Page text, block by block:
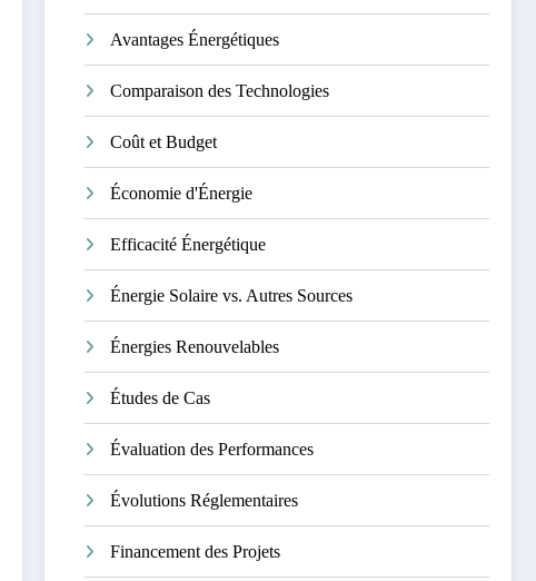
Avantages Énergétiques
Comparaison des Technologies
Coût et Budget
Économie d'Énergie
Efficacité Énergétique
Énergie Solaire vs. Autres Sources
Énergies Renouvelables
Études de Cas
Évaluation des Performances
Évolutions Réglementaires
Financement des Projets